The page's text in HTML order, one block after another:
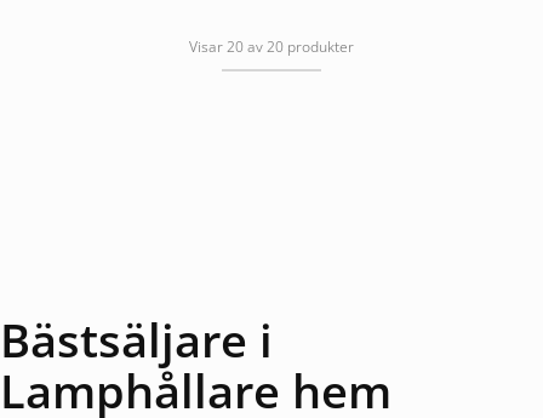
Visar 20 av 20 produkter
Bästsäljare i
Lamphållare hem